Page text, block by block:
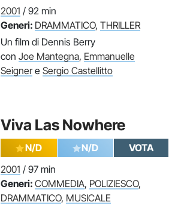
2001 / 92 min
Generi: DRAMMATICO, THRILLER
Un film di Dennis Berry
con Joe Mantegna, Emmanuelle
Seignere Sergio Castellitto
Viva Las Nowhere
N/D N/D
VOTA
2001 / 97 min
Generi: COMMEDIA, POLIZIESCO,
DRAMMATICO, MUSICALE